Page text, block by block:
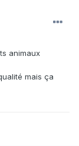
animaux
mais ça